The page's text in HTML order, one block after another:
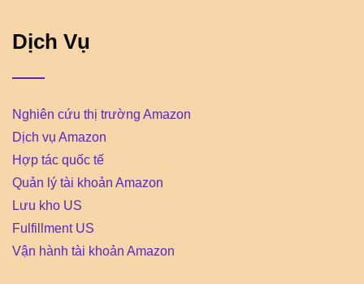
Dịch Vụ
Nghiên cứu thị trường Amazon
Dịch vụ Amazon
Hợp tác quốc tế
Quản lý tài khoản Amazon
Lưu kho US
Fulfillment US
Vận hành tài khoản Amazon